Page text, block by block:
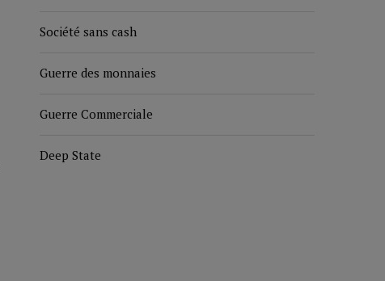
Société sans cash
Guerre des monnaies
Guerre Commerciale
Deep State